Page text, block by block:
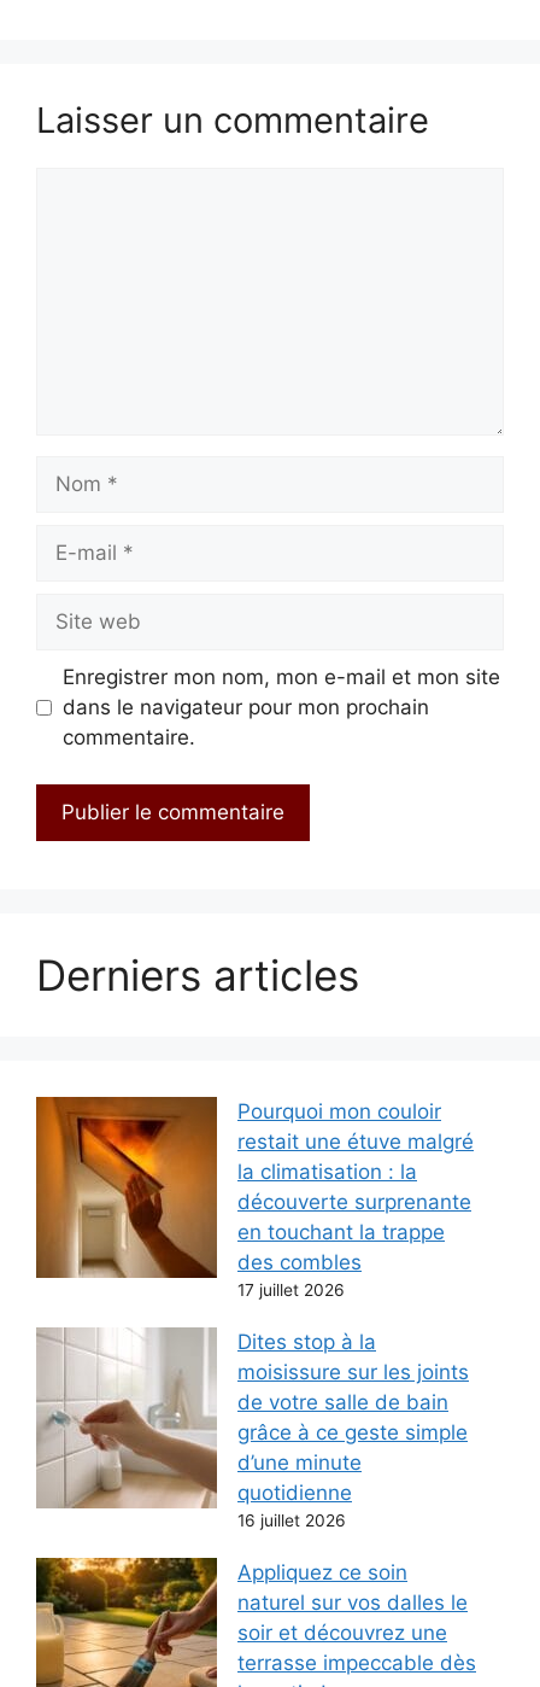
Laisser un commentaire
Nom
Site
web
Enregistrer mon nom, mon e-mail et mon site
dans le navigateur pour mon prochain
commentaire.
Derniers articles
Pourquoi mon couloir
restait une étuve malgré
la climatisation : la
découverte surprenante
en touchant la trappe
des combles
17 juillet 2026
Dites stop à la
moisissure sur les joints
de votre salle de bain
grâce à ce geste simple
d’une minute
quotidienne
16 juillet 2026
Appliquez ce soin
naturel sur vos dalles le
soir et découvrez une
terrasse impeccable dès